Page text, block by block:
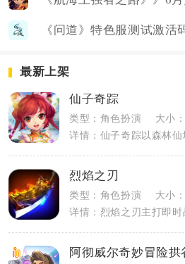
《问道》特色服测试激活
最新上架
仙子奇踪
类型：角色扮演
大小
烈焰之刃
类型：角色扮演
大小
阿彻威尔奇妙冒险拱